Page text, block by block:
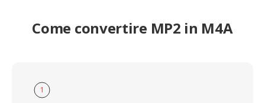
Come convertire MP2 in M4A
1